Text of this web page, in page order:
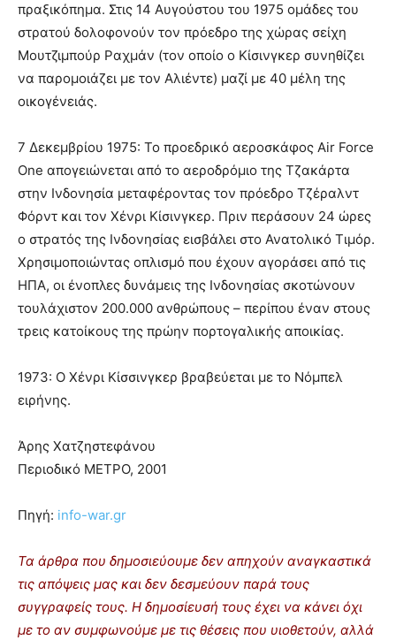
πραξικόπημα. Στις 14 Αυγούστου του 1975 ομάδες του
στρατού δολοφονούν τον πρόεδρο της χώρας σείχη
Μουτζιμπούρ Ραχμάν (τον οποίο ο Κίσινγκερ συνηθίζει
να παρομοιάζει με τον Αλιέντε) μαζί με 40 μέλη της
οικογένειάς.
7 Δεκεμβρίου 1975: Το προεδρικό αεροσκάφος Air Force
One απογειώνεται από το αεροδρόμιο της Τζακάρτα
στην Ινδονησία μεταφέροντας τον πρόεδρο Τζέραλντ
Φόρντ και τον Χένρι Κίσινγκερ. Πριν περάσουν 24 ώρες
ο στρατός της Ινδονησίας εισβάλει στο Ανατολικό Τιμόρ.
Χρησιμοποιώντας οπλισμό που έχουν αγοράσει από τις
ΗΠΑ, οι ένοπλες δυνάμεις της Ινδονησίας σκοτώνουν
τουλάχιστον 200.000 ανθρώπους – περίπου έναν στους
τρεις κατοίκους της πρώην πορτογαλικής αποικίας.
1973: Ο Χένρι Κίσσινγκερ βραβεύεται με το Νόμπελ
ειρήνης.
Άρης Χατζηστεφάνου
Περιοδικό ΜΕΤΡΟ, 2001
Πηγή: info-war.gr
Τα άρθρα που δημοσιεύουμε δεν απηχούν αναγκαστικά
τις απόψεις μας και δεν δεσμεύουν παρά τους
συγγραφείς τους. Η δημοσίευσή τους έχει να κάνει όχι
με το αν συμφωνούμε με τις θέσεις που υιοθετούν, αλλά